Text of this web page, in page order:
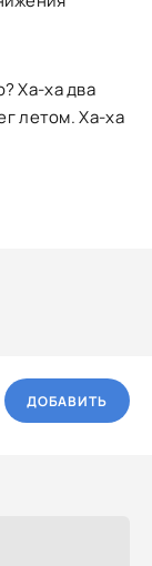
Ха-ха два
летом. Ха-ха
ДОБАВИТЬ